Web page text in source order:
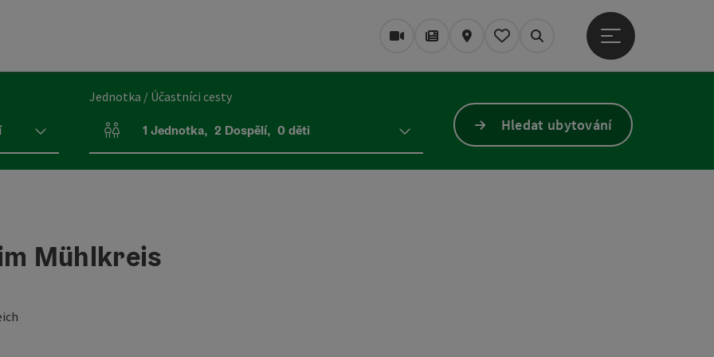
Webové kamery
Časopis/Blog
MapaZapamatované
Vyhledávání
Otevřít hlavní
Jednotka / Účastníci cesty
Počet jednotek a polí pro osoby
1 Jednotka, 2 Dospělí, 0 děti Hledat ubytování
Mühlkreis